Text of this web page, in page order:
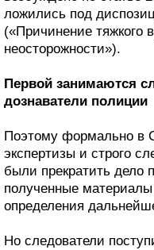
ложились под
(«Причинение тяжкого
неосторожности»).
Первой занимаются
дознаватели полиции
Поэтому формально в
экспертизы и строго
были прекратить дело
полученные материалы
определения
Но следователи